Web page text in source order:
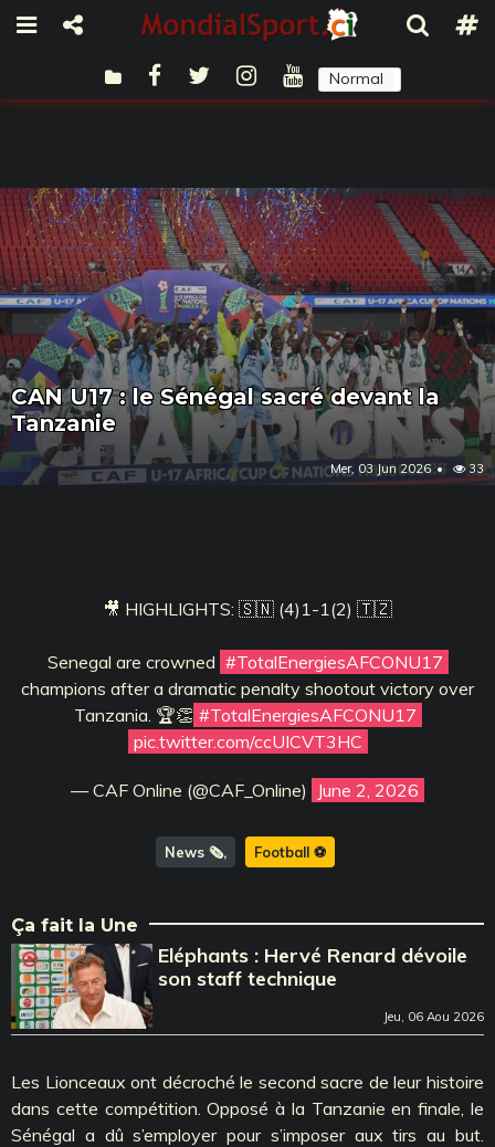
Normal
CAN U17 : le Sénégal sacré devant la
Tanzanie
Mer, 03 Jun 2026 33
🎥 HIGHLIGHTS: 🇸🇳 (4)1-1(2) 🇹🇿
Senegal are crowned #TotalEnergiesAFCONU17
champions after a dramatic penalty shootout victory over
Tanzania. 🏆👏 #TotalEnergiesAFCONU17
pic.twitter.com/ccUICVT3HC
— CAF Online (@CAF_Online) June 2, 2026
News 🗞️ Football ⚽️
Ça fait la Une
Eléphants : Hervé Renard dévoile
son staff technique
Jeu, 06 Aou 2026
Les Lionceaux ont décroché le second sacre de leur histoire
dans cette compétition. Opposé à la Tanzanie en finale, le
Sénégal a dû s’employer pour s’imposer aux tirs au but.